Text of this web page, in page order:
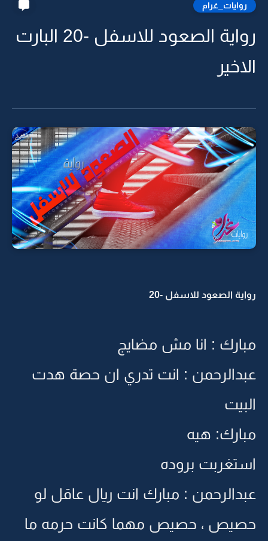
روايات_غرام
رواية الصعود للاسفل -20 البارت
الاخير
رواية الصعود للاسفل -20
مبارك : انا مش مضايج
عبدالرحمن : انت تدري ان حصة هدت
البيت
مبارك: هيه
استغربت بروده
عبدالرحمن : مبارك انت ريال عاقل لو
حصيص ، حصيص مهما كانت حرمه ما